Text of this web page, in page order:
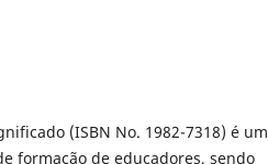
(ISBN No. 1982-7318) é um
formação de educadores, sendo